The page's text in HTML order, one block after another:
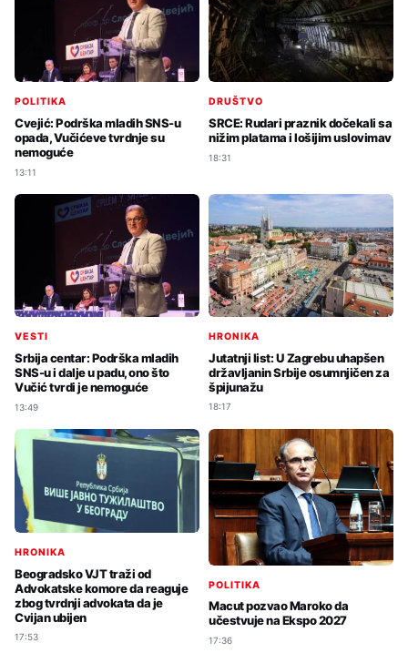
POLITIKA
Cvejić: Podrška mladih SNS-u
opada, Vučićeve tvrdnje su
nemoguće
13:11
DRUŠTVO
SRCE: Rudari praznik dočekali sa
nižim platama i lošijim uslovimav
18:31
VESTI
Srbija centar: Podrška mladih
SNS-u i dalje u padu, ono što
Vučić tvrdi je nemoguće
13:49
HRONIKA
Jutatnji list: U Zagrebu uhapšen
državljanin Srbije osumnjičen za
špijunažu
18:17
HRONIKA
Beogradsko VJT traži od
Advokatske komore da reaguje
zbog tvrdnji advokata da je
Cvijan ubijen
17:53
POLITIKA
Macut pozvao Maroko da
učestvuje na Ekspo 2027
17:36